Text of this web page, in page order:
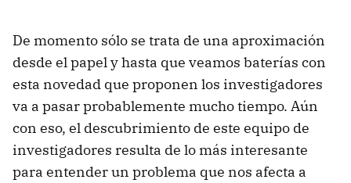
De momento sólo se trata de una aproximación
desde el papel y hasta que veamos baterías con
esta novedad que proponen los investigadores
va a pasar probablemente mucho tiempo. Aún
con eso, el descubrimiento de este equipo de
investigadores resulta de lo más interesante
para entender un problema que nos afecta a